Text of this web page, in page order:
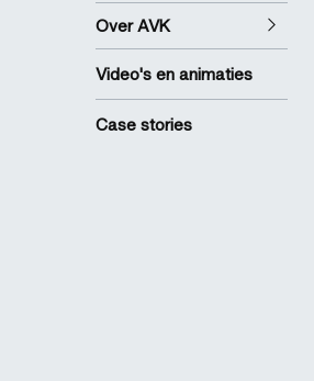
Over AVK
Video's en animaties
Case stories